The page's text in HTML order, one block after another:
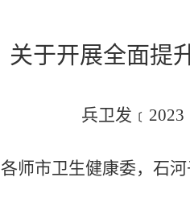
关于开展全面提
兵卫发
各师市卫生健康委，石